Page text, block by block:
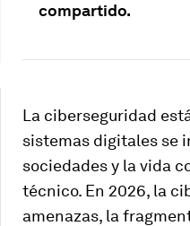
compartido.
La ciberseguridad
sistemas digitales se
sociedades y la vida
técnico. En 2026, la
amenazas, la